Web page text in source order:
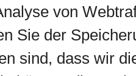
von
Sie der
sind, dass wir